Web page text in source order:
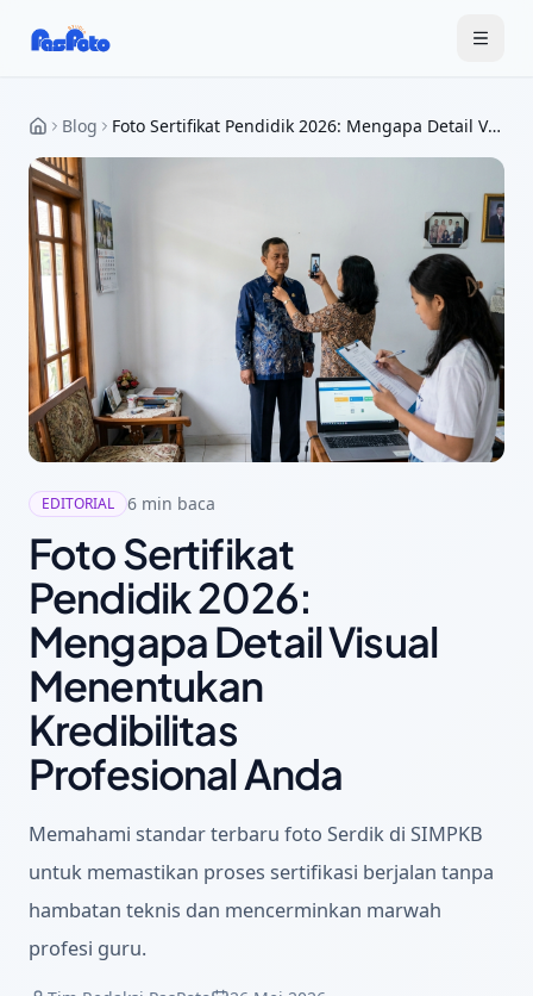
Blog Foto Sertifikat Pendidik 2026: Mengapa Detail Visual Menentukan Kredibilitas Profesional Anda
EDITORIAL 6 min baca
Foto Sertifikat
Pendidik 2026:
Mengapa Detail Visual
Menentukan
Kredibilitas
Profesional Anda
Memahami standar terbaru foto Serdik di SIMPKB
untuk memastikan proses sertifikasi berjalan tanpa
hambatan teknis dan mencerminkan marwah
profesi guru.